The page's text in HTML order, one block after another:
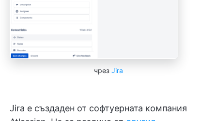
чрез Jira
Jira е създаден от софтуерната компания